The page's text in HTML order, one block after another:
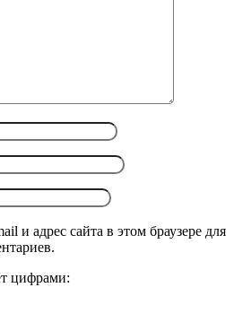
и адрес сайта в этом браузере для
цифрами: